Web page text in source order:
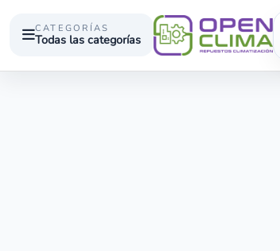
CATEGORÍAS
Todas las categorías